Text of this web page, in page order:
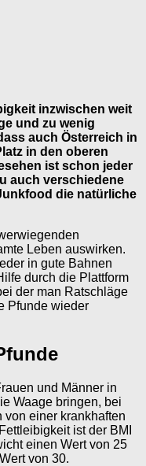
inzwischen weit
und zu wenig
auch Österreich in
in den oberen
ist schon jeder
auch verschiedene
die natürliche
Leben auswirken.
in gute Bahnen
durch die Plattform
der man Ratschläge
Pfunde wieder
und Männer in
Waage bringen, bei
von einer krankhaften
ist der BMI
einen Wert von 25
von 30.